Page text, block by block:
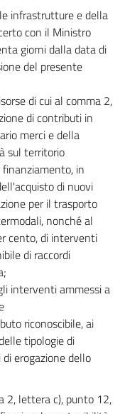
infrastrutture e della
con il Ministro
giorni dalla data di
del presente
di cui al comma 2,
di contributi in
merci e della
sul territorio
in
di nuovi
per il trasporto
nonché al
cento, di interventi
di raccordi
interventi ammessi a
riconoscibile, ai
tipologie di
erogazione dello
2, lettera c), punto 12,